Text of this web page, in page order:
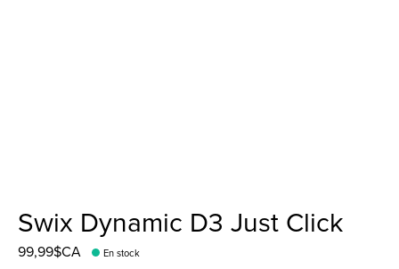
Swix Dynamic D3 Just Click
99,99$CA En stock